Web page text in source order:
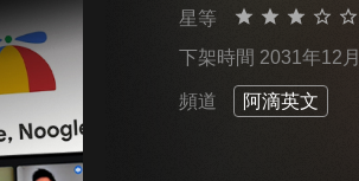
星等
下架時間 2031年12
頻道 阿滴英文